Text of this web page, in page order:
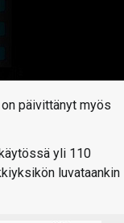
päivittänyt myös
yli 110
luvataankin